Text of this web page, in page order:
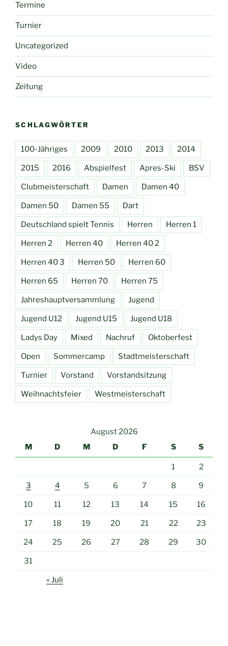
Termine
Turnier
Uncategorized
Video
Zeitung
SCHLAGWÖRTER
100-Jähriges 2009 2010 2013 2014
2015 2016 Abspielfest Apres-Ski BSV
Clubmeisterschaft Damen Damen 40
Damen 50 Damen 55 Dart
Deutschland spielt Tennis Herren Herren 1
Herren 2 Herren 40 Herren 40 2
Herren 40 3 Herren 50 Herren 60
Herren 65 Herren 70 Herren 75
Jahreshauptversammlung Jugend
Jugend U12 Jugend U15 Jugend U18
Ladys Day Mixed Nachruf Oktoberfest
Open Sommercamp Stadtmeisterschaft
Turnier Vorstand Vorstandsitzung
Weihnachtsfeier Westmeisterschaft
August 2026
M
D M D F S S
1 2
3 4 5 6 7 8 9
10 11 12 13 14 15 16
17 18 19 20 21 22 23
24 25 26 27 28 29 30
31
« Juli